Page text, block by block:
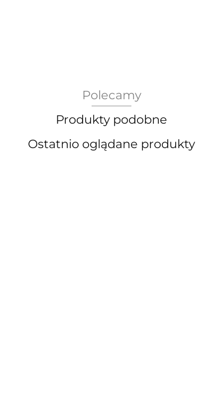
Bergdala Glasbruk
Polecamy
Produkty podobne
Ostatnio oglądane produkty